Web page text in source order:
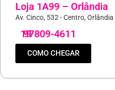
Loja 1A99 – Orlândia
Av. Cinco, 532 - Centro, Orlândia
19
97809-4611
COMO CHEGAR